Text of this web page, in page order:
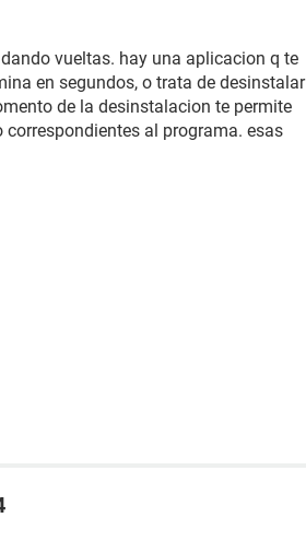
vueltas. hay una aplicacion q te
en segundos, o trata de desinstalar
de la desinstalacion te permite
al programa. esas